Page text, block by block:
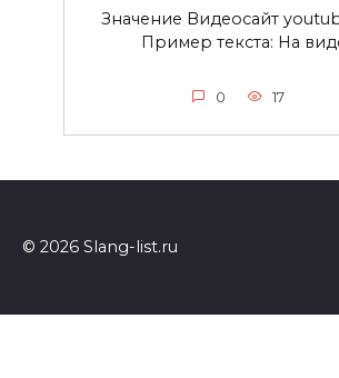
Значение Видеосайт
Пример текста: На
0 17
© 2026 Slang-list.ru